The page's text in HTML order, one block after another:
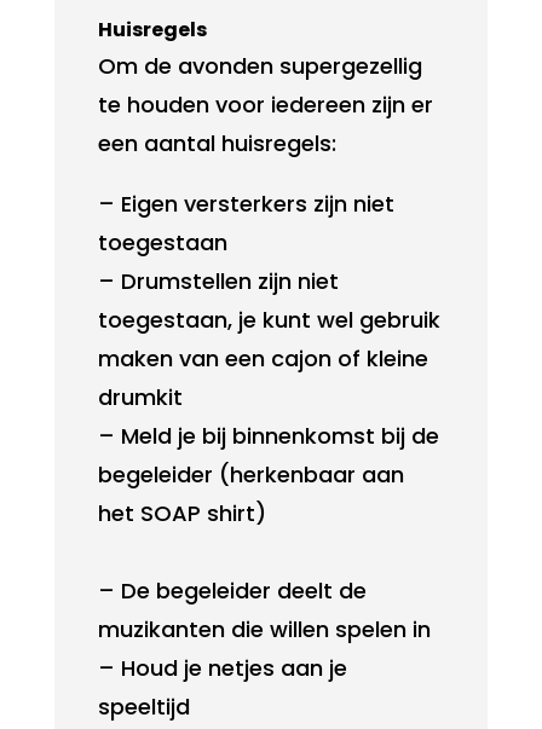
Huisregels
Om de avonden supergezellig
te houden voor iedereen zijn er
een aantal huisregels:
– Eigen versterkers zijn niet
toegestaan
– Drumstellen zijn niet
toegestaan, je kunt wel gebruik
maken van een cajon of kleine
drumkit
– Meld je bij binnenkomst bij de
begeleider (herkenbaar aan
het SOAP shirt)
– De begeleider deelt de
muzikanten die willen spelen in
– Houd je netjes aan je
speeltijd